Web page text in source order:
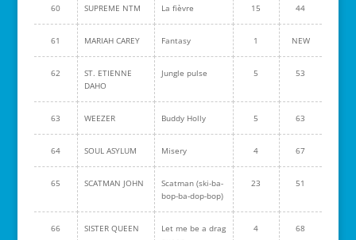
60 SUPREME NTM La fièvre 15 44
61 MARIAH CAREY Fantasy 1 NEW
62
ST. ETIENNE
DAHO
Jungle pulse 5 53
63 WEEZER Buddy Holly 5 63
64 SOUL ASYLUM Misery 4 67
65 SCATMAN JOHN
Scatman (ski-ba-
bop-ba-dop-bop)
23 51
66 SISTER QUEEN
Let me be a drag
4 68